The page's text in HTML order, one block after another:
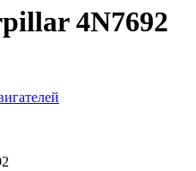
4N7692